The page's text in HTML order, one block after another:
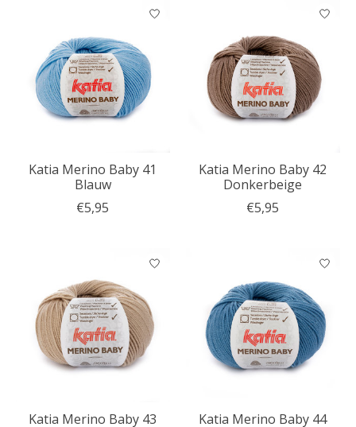
Katia Merino Baby 41
Blauw
€5,95
Katia Merino Baby 42
Donkerbeige
€5,95
Katia Merino Baby 43
Katia Merino Baby 44